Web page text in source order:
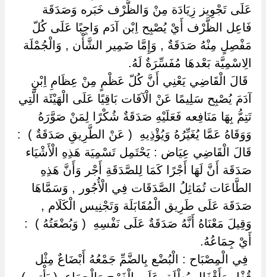
عَلَى تَجْوِيز زِيَادَة مِنْ وَالظَّرْف خَبَره وَصَدَقَة
فَاعِل الظَّرْف أَيْ يُصْبِح اِبْن آدَم وَاجِبًا عَلَى كُلّ
مَفْصِلٍ مِنْهُ صَدَقَةٌ , وَإِمَّا ضَمِير الشَّأْن , وَالْجُمْلَة
الِاسْمِيَّة بَعْدهَا مُفَسِّرَةٌ لَهُ.
‏ ‏قَالَ الْقَاضِي يَعْنِي أَنَّ كُلّ عَظْمٍ مِنْ عِظَامِ اِبْنِ
آدَمَ يُصْبِح سَلِيمًا عَنْ الْآفَات بَاقِيًا عَلَى الْهَيْئَة الَّتِي
تَتِمُّ بِهَا مَنَافِعه فَعَلَيْهِ صَدَقَةٌ شُكْرًا لِمَنْ صَوَّرَهُ
وَوَقَاهُ عَمَّا يُغَيِّرُهُ وَيُؤْذِيهِ ‏ ‏( عَنْ الطَّرِيقِ صَدَقَةٌ ) ‏ ‏:
قَالَ الْقَاضِي عِيَاض : يَحْتَمِل تَسْمِيَة هَذِهِ الْأَشْيَاء
صَدَقَة أَنَّ لَهَا أَجْرًا كَمَا لِلصَّدَقَةِ أَجْر وَأَنَّ هَذِهِ
الطَّاعَات تُمَاثِلُ الصَّدَقَات فِي الْأُجُور , وَسَمَّاهَا
صَدَقَة عَلَى طَرِيق الْمُقَابَلَة وَتَجْنِيس الْكَلَام ,
وَقِيلَ مَعْنَاهُ أَنَّهُ صَدَقَةٌ عَلَى نَفْسِهِ ‏ ‏( وَبُضْعَتُهُ ) ‏ ‏:
أَيْ جِمَاعُهُ.
‏ ‏فِي الْمِصْبَاح : الْبُضْع بِالضَّمِّ جَمْعُهُ أَبْضَاعٌ مِثْل